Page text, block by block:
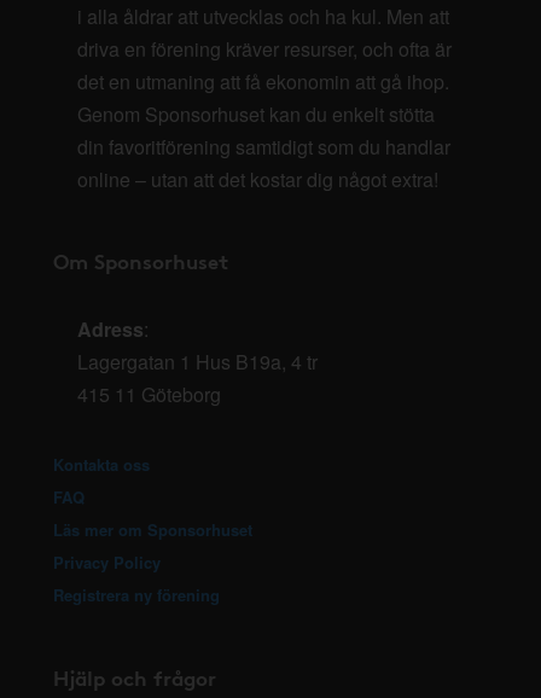
i alla åldrar att utvecklas och ha kul. Men att
driva en förening kräver resurser, och ofta är
det en utmaning att få ekonomin att gå ihop.
Genom Sponsorhuset kan du enkelt stötta
din favoritförening samtidigt som du handlar
online – utan att det kostar dig något extra!
Om Sponsorhuset
Adress:
Lagergatan 1 Hus B19a, 4 tr
415 11 Göteborg
Kontakta oss
FAQ
Läs mer om Sponsorhuset
Privacy Policy
Registrera ny förening
Hjälp och frågor